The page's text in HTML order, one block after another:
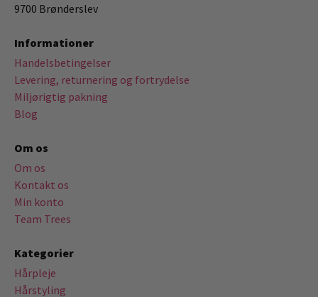
9700 Brønderslev
Informationer
Handelsbetingelser
Levering, returnering og fortrydelse
Miljørigtig pakning
Blog
Om os
Om os
Kontakt os
Min konto
Team Trees
Kategorier
Hårpleje
Hårstyling